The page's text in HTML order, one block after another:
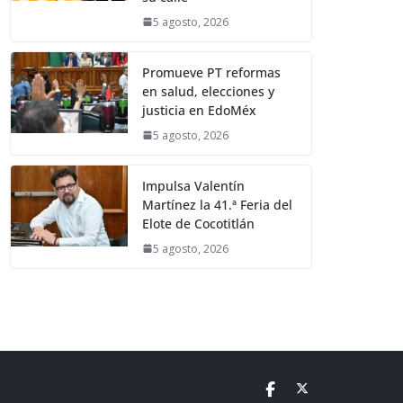
5 agosto, 2026
Promueve PT reformas
en salud, elecciones y
justicia en EdoMéx
5 agosto, 2026
Impulsa Valentín
Martínez la 41.ª Feria del
Elote de Cocotitlán
5 agosto, 2026